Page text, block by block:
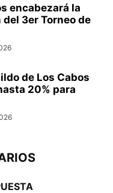
encabezará la
3er Torneo de
de Los Cabos
20% para